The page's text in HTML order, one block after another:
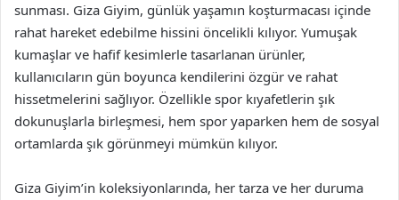
sunması. Giza Giyim, günlük yaşamın koşturmacası içinde
rahat hareket edebilme hissini öncelikli kılıyor. Yumuşak
kumaşlar ve hafif kesimlerle tasarlanan ürünler,
kullanıcıların gün boyunca kendilerini özgür ve rahat
hissetmelerini sağlıyor. Özellikle spor kıyafetlerin şık
dokunuşlarla birleşmesi, hem spor yaparken hem de sosyal
ortamlarda şık görünmeyi mümkün kılıyor.
Giza Giyim’in koleksiyonlarında, her tarza ve her duruma